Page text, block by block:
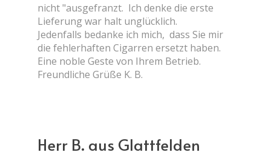
nicht "ausgefranzt. Ich denke die erste
Lieferung war halt unglücklich.
Jedenfalls bedanke ich mich, dass Sie mir
die fehlerhaften Cigarren ersetzt haben.
Eine noble Geste von Ihrem Betrieb.
Freundliche Grüße K. B.
Herr B. aus Glattfelden